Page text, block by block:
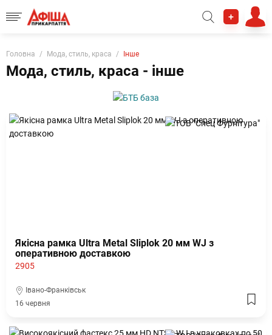
+
Головна Мода, стиль, краса Інше
Мода, стиль, краса - інше
Якісна рамка Ultra Metal Sliplok 20 мм WJ з
оперативною доставкою
2905
Івано-Франківськ
16 червня